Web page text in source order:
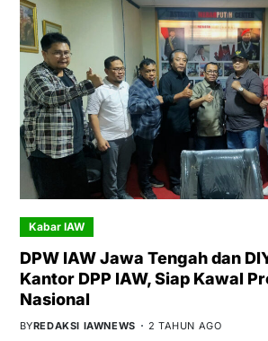
Kabar IAW
DPW IAW Jawa Tengah dan
Kantor DPP IAW, Siap Kawal
Nasional
BYREDAKSI IAWNEWS 2 TAHUN AGO